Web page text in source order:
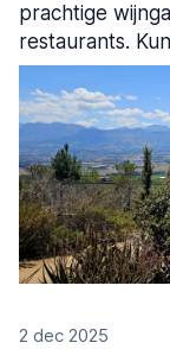
2 dec 2025
prachtige
restaurants.